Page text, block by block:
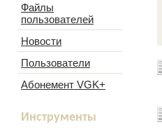
Файлы
пользователей
Новости
Пользователи
Абонемент VGK+
Инструменты